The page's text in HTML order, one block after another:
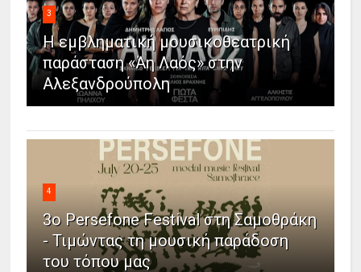
3
Η εμβληματική μουσικοθεατρική
παράσταση «Άη Λαός» στην
Αλεξανδρούπολη
4
3ο Persefone Festival στη Σαμοθράκη
- Τιμώντας τη μουσική παράδοση
του τόπου μας